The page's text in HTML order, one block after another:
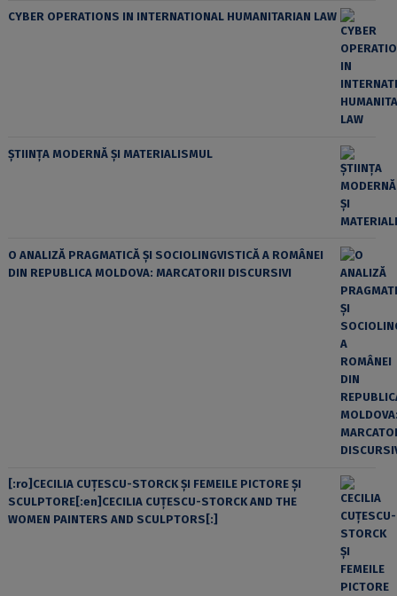
CYBER OPERATIONS IN INTERNATIONAL HUMANITARIAN LAW
ȘTIINȚA MODERNĂ ȘI MATERIALISMUL
O ANALIZĂ PRAGMATICĂ ȘI SOCIOLINGVISTICĂ A ROMÂNEI
DIN REPUBLICA MOLDOVA: MARCATORII DISCURSIVI
[:ro]CECILIA CUŢESCU-STORCK ŞI FEMEILE PICTORE ŞI
SCULPTORE[:en]CECILIA CUŢESCU-STORCK AND THE
WOMEN PAINTERS AND SCULPTORS[:]